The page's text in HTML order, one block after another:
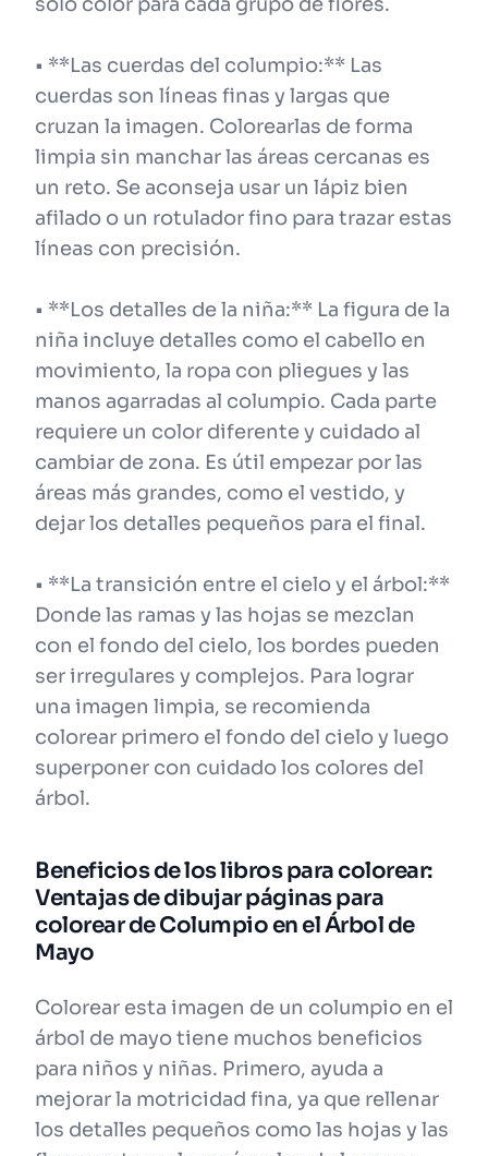
• **Las cuerdas del columpio:** Las
cuerdas son líneas finas y largas que
cruzan la imagen. Colorearlas de forma
limpia sin manchar las áreas cercanas es
un reto. Se aconseja usar un lápiz bien
afilado o un rotulador fino para trazar estas
líneas con precisión.
• **Los detalles de la niña:** La figura de la
niña incluye detalles como el cabello en
movimiento, la ropa con pliegues y las
manos agarradas al columpio. Cada parte
requiere un color diferente y cuidado al
cambiar de zona. Es útil empezar por las
áreas más grandes, como el vestido, y
dejar los detalles pequeños para el final.
• **La transición entre el cielo y el árbol:**
Donde las ramas y las hojas se mezclan
con el fondo del cielo, los bordes pueden
ser irregulares y complejos. Para lograr
una imagen limpia, se recomienda
colorear primero el fondo del cielo y luego
superponer con cuidado los colores del
árbol.
Beneficios de los libros para colorear:
Ventajas de dibujar páginas para
colorear de Columpio en el Árbol de
Mayo
Colorear esta imagen de un columpio en el
árbol de mayo tiene muchos beneficios
para niños y niñas. Primero, ayuda a
mejorar la motricidad fina, ya que rellenar
los detalles pequeños como las hojas y las